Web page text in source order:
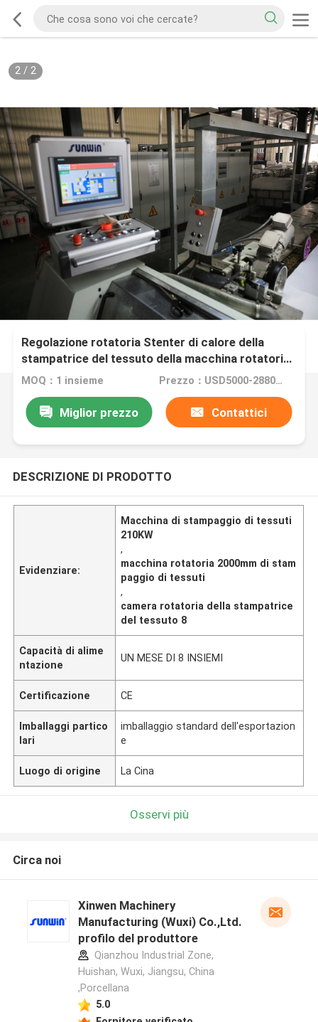
2/ 2
Regolazione rotatoria Stenter di calore della
stampatrice del tessuto della macchina rotatoria
di stampaggio di tessuti
MOQ：1 insieme Prezzo：USD5000-288000
Miglior prezzo Contattici
DESCRIZIONE DI PRODOTTO
Evidenziare:
Macchina di stampaggio di tessuti
210KW
,
macchina rotatoria 2000mm di stam
paggio di tessuti
,
camera rotatoria della stampatrice
del tessuto 8
Capacità di alime
ntazione
UN MESE DI 8 INSIEMI
Certificazione CE
Imballaggi partico
lari
imballaggio standard dell'esportazion
e
Luogo di origine La Cina
Osservi più
Circa noi
Xinwen Machinery
Manufacturing (Wuxi) Co.,Ltd.
profilo del produttore
Qianzhou Industrial Zone,
Huishan, Wuxi, Jiangsu, China
,Porcellana
5.0